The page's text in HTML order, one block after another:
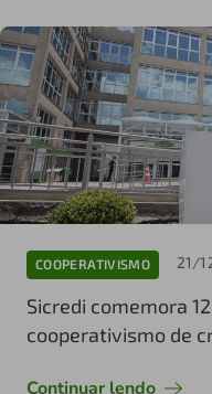
COOPERATIVISMO 21/
Sicredi comemora
cooperativismo de
Continuar lendo